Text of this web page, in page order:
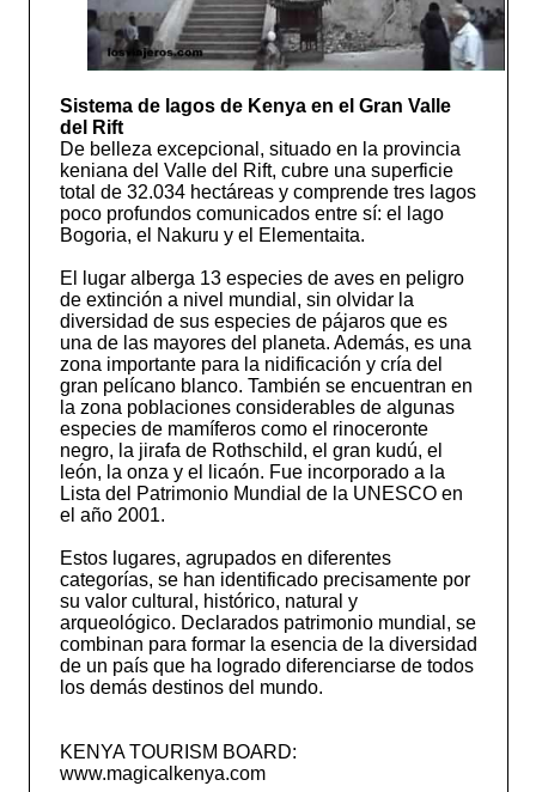
Sistema de lagos de Kenya en el Gran Valle
del Rift
De belleza excepcional, situado en la provincia
keniana del Valle del Rift, cubre una superficie
total de 32.034 hectáreas y comprende tres lagos
poco profundos comunicados entre sí: el lago
Bogoria, el Nakuru y el Elementaita.
El lugar alberga 13 especies de aves en peligro
de extinción a nivel mundial, sin olvidar la
diversidad de sus especies de pájaros que es
una de las mayores del planeta. Además, es una
zona importante para la nidificación y cría del
gran pelícano blanco. También se encuentran en
la zona poblaciones considerables de algunas
especies de mamíferos como el rinoceronte
negro, la jirafa de Rothschild, el gran kudú, el
león, la onza y el licaón. Fue incorporado a la
Lista del Patrimonio Mundial de la UNESCO en
el año 2001.
Estos lugares, agrupados en diferentes
categorías, se han identificado precisamente por
su valor cultural, histórico, natural y
arqueológico. Declarados patrimonio mundial, se
combinan para formar la esencia de la diversidad
de un país que ha logrado diferenciarse de todos
los demás destinos del mundo.
KENYA TOURISM BOARD:
www.magicalkenya.com